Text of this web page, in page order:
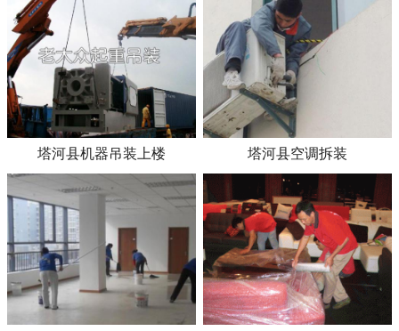
塔河县机器吊装上楼 塔河县空调拆装